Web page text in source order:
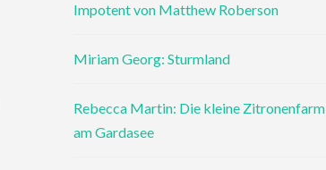
Impotent von Matthew Roberson
Miriam Georg: Sturmland
Rebecca Martin: Die kleine Zitronenfarm
am Gardasee